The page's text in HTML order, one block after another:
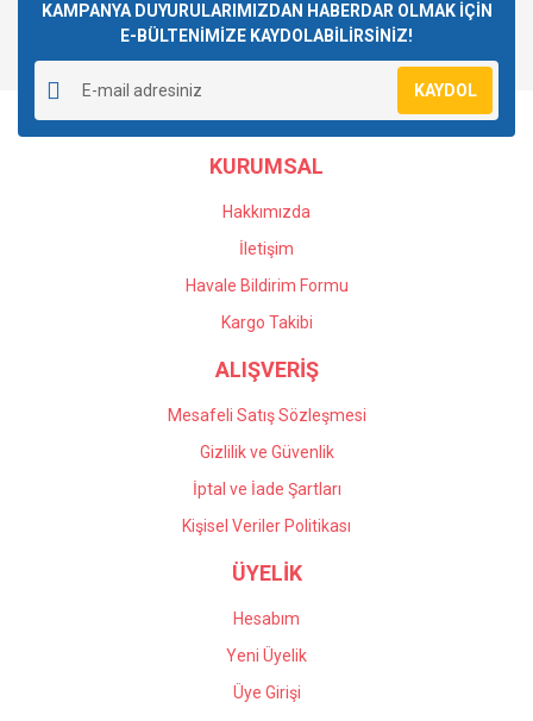
KAMPANYA DUYURULARIMIZDAN HABERDAR OLMAK İÇİN
E-BÜLTENİMİZE KAYDOLABİLİRSİNİZ!
KAYDOL
KURUMSAL
Hakkımızda
İletişim
Havale Bildirim Formu
Kargo Takibi
ALIŞVERİŞ
Mesafeli Satış Sözleşmesi
Gizlilik ve Güvenlik
İptal ve İade Şartları
Kişisel Veriler Politikası
ÜYELİK
Hesabım
Yeni Üyelik
Üye Girişi